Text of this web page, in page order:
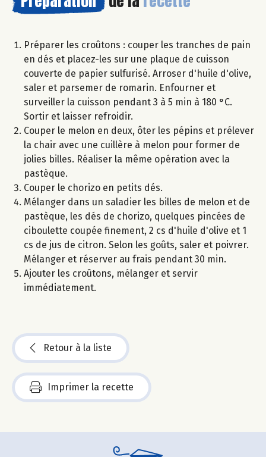
Préparer les croûtons : couper les tranches de pain
en dés et placez-les sur une plaque de cuisson
couverte de papier sulfurisé. Arroser d'huile d'olive,
saler et parsemer de romarin. Enfourner et
surveiller la cuisson pendant 3 à 5 min à 180 °C.
Sortir et laisser refroidir.
Couper le melon en deux, ôter les pépins et prélever
la chair avec une cuillère à melon pour former de
jolies billes. Réaliser la même opération avec la
pastèque.
Couper le chorizo en petits dés.
Mélanger dans un saladier les billes de melon et de
pastèque, les dés de chorizo, quelques pincées de
ciboulette coupée finement, 2 cs d'huile d'olive et 1
cs de jus de citron. Selon les goûts, saler et poivrer.
Mélanger et réserver au frais pendant 30 min.
Ajouter les croûtons, mélanger et servir
immédiatement.
Retour à la liste
Imprimer la recette